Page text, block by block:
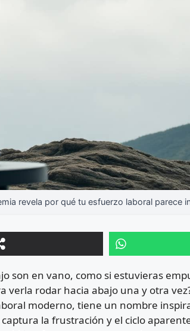
revela por qué tu esfuerzo laboral parece
son en vano, como si estuvieras
rodar hacia abajo una y otra
moderno, tiene un nombre
la frustración y el ciclo